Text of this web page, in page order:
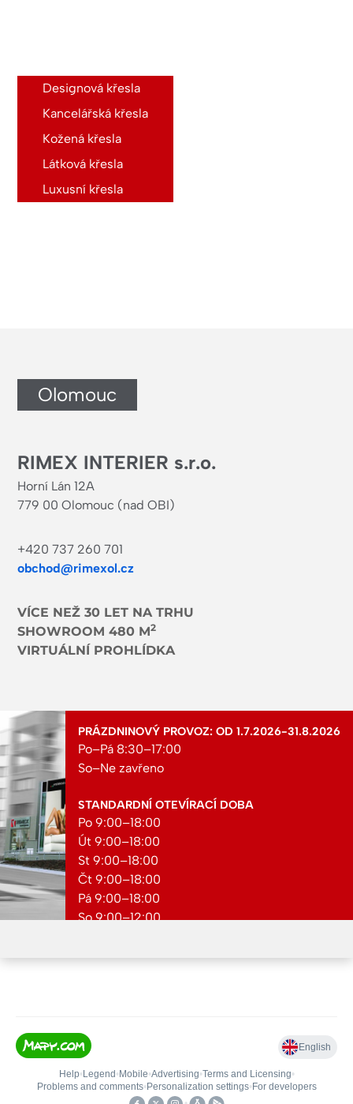
Designová křesla
Kancelářská křesla
Kožená křesla
Látková křesla
Luxusní křesla
Olomouc
RIMEX INTERIER s.r.o.
Horní Lán 12A
779 00 Olomouc (nad OBI)
+420 737 260 701
obchod@rimexol.cz
VÍCE NEŽ 30 LET NA TRHU
SHOWROOM 480 M2
VIRTUÁLNÍ PROHLÍDKA
PRÁZDNINOVÝ PROVOZ: OD 1.7.2026-31.8.2026
Po–Pá 8:30–17:00
So–Ne zavřeno
STANDARDNÍ OTEVÍRACÍ DOBA
Po 9:00–18:00
Út 9:00–18:00
St 9:00–18:00
Čt 9:00–18:00
Pá 9:00–18:00
So 9:00–12:00